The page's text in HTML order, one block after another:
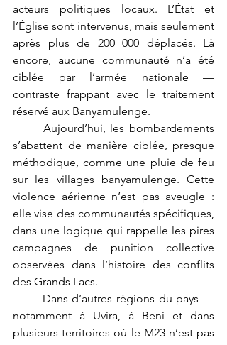
acteurs politiques locaux. L’État et
l’Église sont intervenus, mais seulement
après plus de 200 000 déplacés. Là
encore, aucune communauté n’a été
ciblée par l’armée nationale —
contraste frappant avec le traitement
réservé aux Banyamulenge.
s’abattent de manière ciblée, presque
méthodique, comme une pluie de feu
sur les villages banyamulenge. Cette
violence aérienne n’est pas aveugle :
elle vise des communautés spécifiques,
dans une logique qui rappelle les pires
campagnes de punition collective
observées dans l’histoire des conflits
des Grands Lacs.
notamment à Uvira, à Beni et dans
plusieurs territoires où le M23 n’est pas